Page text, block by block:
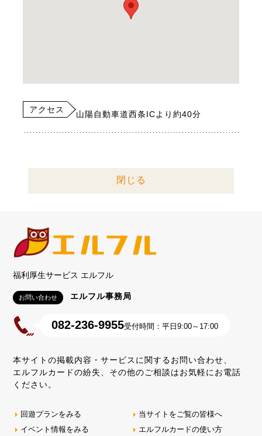
アクセス 山陽自動車道西条ICより約40分
閉じる
福利厚生サービス エルフル
お問い合わせ エルフル事務局
082-236-9955受付時間：平日9:00～17:00
本サイトの掲載内容・サービスに関するお問い合わせ、
エルフルカードの紛失、その他のご相談はお気軽にお電話
ください。
回遊プランをみる
イベント情報をみる
当サイトをご覧の皆様へ
エルフルカードの使い方